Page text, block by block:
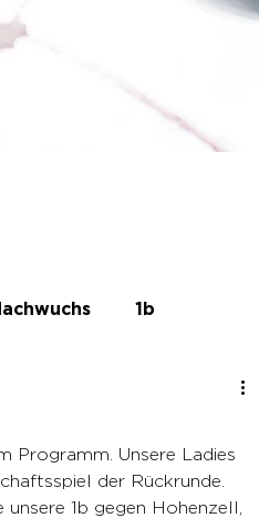
1b
Programm. Unsere Ladies
der Rückrunde.
1b gegen Hohenzell,